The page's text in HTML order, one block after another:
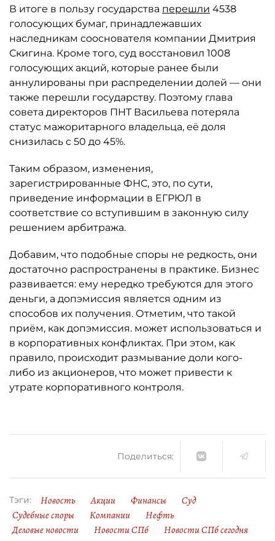
В итоге в пользу государства перешли 4538
голосующих бумаг, принадлежавших
наследникам сооснователя компании Дмитрия
Скигина. Кроме того, суд восстановил 1008
голосующих акций, которые ранее были
аннулированы при распределении долей — они
также перешли государству. Поэтому глава
совета директоров ПНТ Васильева потеряла
статус мажоритарного владельца, её доля
снизилась с 50 до 45%.
Таким образом, изменения,
зарегистрированные ФНС, это, по сути,
приведение информации в ЕГРЮЛ в
соответствие со вступившим в законную силу
решением арбитража.
Добавим, что подобные споры не редкость, они
достаточно распространены в практике. Бизнес
развивается: ему нередко требуются для этого
деньги, а допэмиссия является одним из
способов их получения. Отметим, что такой
приём, как допэмиссия. может использоваться и
в корпоративных конфликтах. При этом, как
правило, происходит размывание доли кого-
либо из акционеров, что может привести к
утрате корпоративного контроля.
Поделиться:
Тэги: Новость Акции Финансы
Суд
Судебные споры
Компании
Нефть
Деловые новости
Новости СПб Новости СПб сегодня